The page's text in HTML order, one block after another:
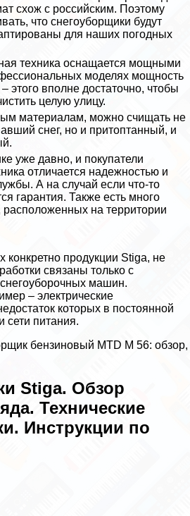
схож с российским. Поэтому
что снегоуборщики будут
для наших погодных
техника оснащается мощными
моделях мощность
– этого вполне достаточно, чтобы
целую улицу.
материалам, можно счищать не
снег, но и притоптанный, и
уже давно, и покупатели
отличается надежностью и
А на случай если что-то
гарантия. Также есть много
расположенных на территории
конкретно продукции Stiga, не
связаны только с
машин.
– электрические
которых в постоянной
сети питания.
бензиновый MTD M 56: обзор,
Stiga. Обзор
Технические
Инструкции по